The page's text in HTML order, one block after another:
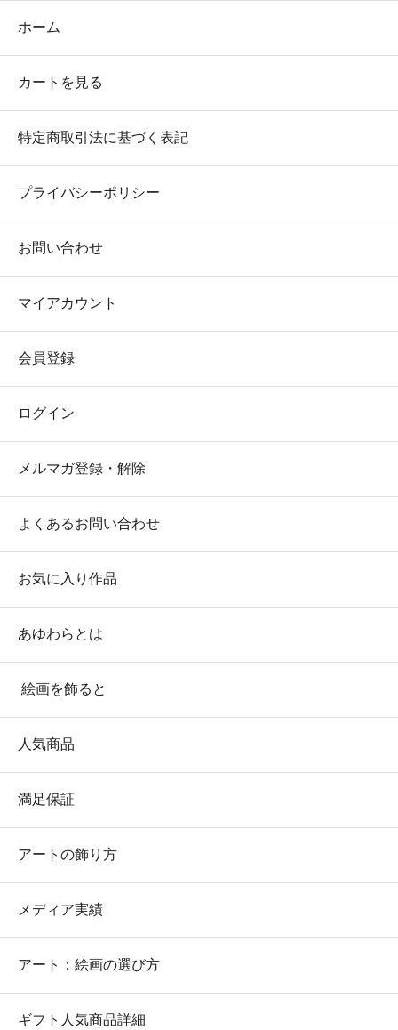
ホーム
カートを見る
特定商取引法に基づく表記
プライバシーポリシー
お問い合わせ
マイアカウント
会員登録
ログイン
メルマガ登録・解除
よくあるお問い合わせ
お気に入り作品
あゆわらとは
絵画を飾ると
人気商品
満足保証
アートの飾り方
メディア実績
アート：絵画の選び方
ギフト人気商品詳細